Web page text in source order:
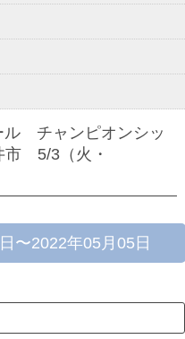
ル チャンピオンシッ
市 5/3（火・
〜2022年05月05日